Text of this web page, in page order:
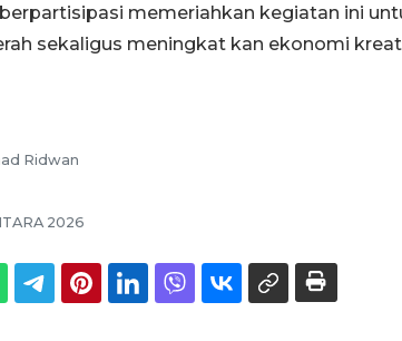
memeriahkan kegiatan ini
sekaligus meningkat kan ekonomi
Ridwan
2026